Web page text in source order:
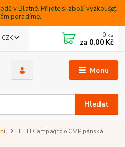
v Blatné. Přijdte si zboží vyzkoušet.
poradíme.
Menu
CZK
Hledat
0 ks
za 0,00 Kč
F.LLI Campagnolo CMP pánská